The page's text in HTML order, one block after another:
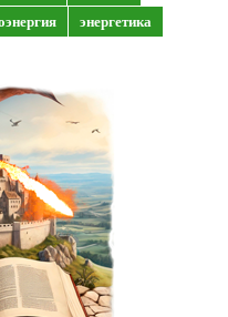
энергетика